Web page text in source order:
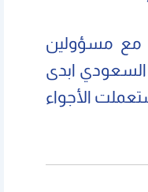
مع مسؤولين
السعودي ابدى
الأجواء